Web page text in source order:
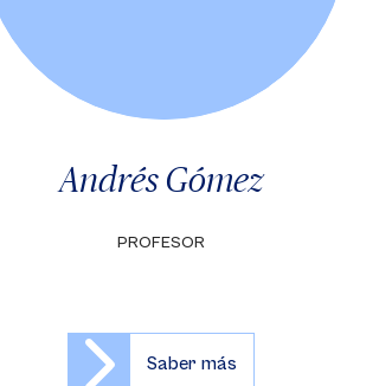
Andrés Gómez
PROFESOR
Saber más